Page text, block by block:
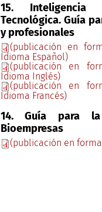
15. Inteligencia
Tecnológica. Guía
y profesionales
(publicación en
Idioma Español)
(publicación en
Idioma Inglés)
(publicación en
Idioma Francés)
14. Guía para
Bioempresas
(publicación en